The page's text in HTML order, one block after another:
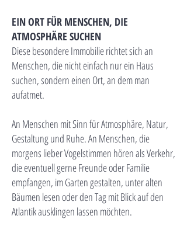
EIN ORT FÜR MENSCHEN, DIE
ATMOSPHÄRE SUCHEN
Diese besondere Immobilie richtet sich an
Menschen, die nicht einfach nur ein Haus
suchen, sondern einen Ort, an dem man
aufatmet.
An Menschen mit Sinn für Atmosphäre, Natur,
Gestaltung und Ruhe. An Menschen, die
morgens lieber Vogelstimmen hören als Verkehr,
die eventuell gerne Freunde oder Familie
empfangen, im Garten gestalten, unter alten
Bäumen lesen oder den Tag mit Blick auf den
Atlantik ausklingen lassen möchten.